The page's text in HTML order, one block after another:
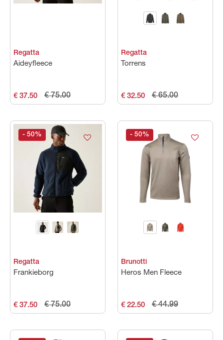
Regatta
Aideyfleece
€ 37.50 € 75.00
Regatta
Torrens
€ 32.50 € 65.00
Regatta
Frankieborg
€ 37.50 € 75.00
- 50%
Brunotti
Heros Men Fleece
€ 22.50 € 44.99
- 50%